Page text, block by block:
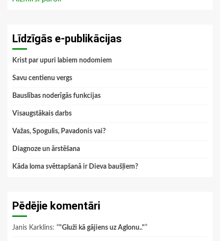
Līdzīgās e-publikācijas
Krist par upuri labiem nodomiem
Savu centienu vergs
Bauslības noderīgās funkcijas
Visaugstākais darbs
Važas, Spogulis, Pavadonis vai?
Diagnoze un ārstēšana
Kāda loma svēttapšanā ir Dieva baušļiem?
Pēdējie komentāri
Janis Karklins: “"Gluži kā gājiens uz Aglonu.."”